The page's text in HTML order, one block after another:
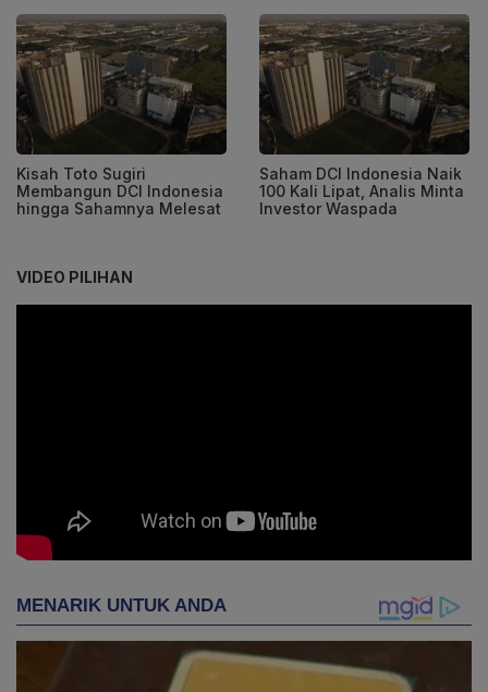
Kisah Toto Sugiri
Membangun DCI Indonesia
hingga Sahamnya Melesat
Saham DCI Indonesia Naik
100 Kali Lipat, Analis Minta
Investor Waspada
VIDEO PILIHAN